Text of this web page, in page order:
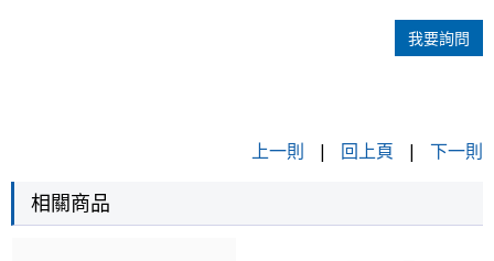
我要詢問
上一則 | 回上頁 | 下一則
相關商品